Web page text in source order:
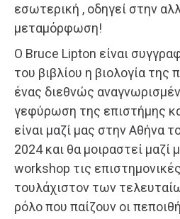
εσωτερική , οδηγεί στην
μεταμόρφωση!
Ο Bruce Lipton είναι
του βιβλίου η βιολογία της
ένας διεθνώς
γεφύρωση της επιστήμης
είναι μαζί μας στην Αθήνα
2024 και θα μοιραστεί μαζί
workshop τις
τουλάχιστον των
ρόλο που παίζουν οι